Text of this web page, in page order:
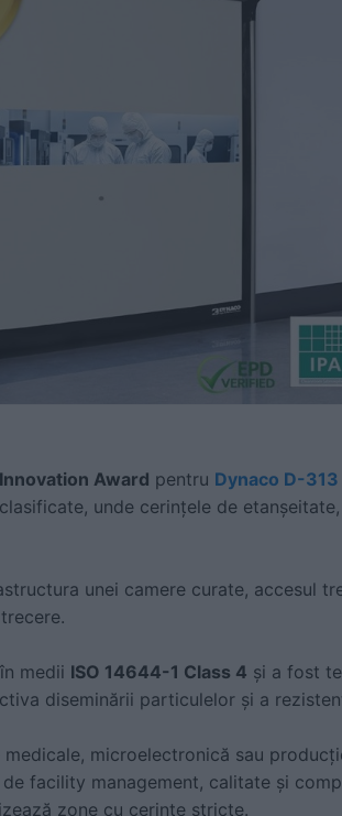
Award pentru Dynaco D-313
unde cerințele de
unei camere curate, accesul
medii ISO 14644-1 Class 4 și a fost
diseminării particulelor și a
microelectronică sau
facility management, calitate și
zone cu cerințe stricte.